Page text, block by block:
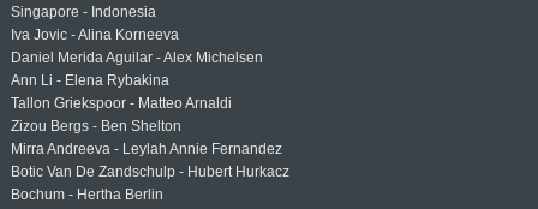
Singapore - Indonesia
Iva Jovic - Alina Korneeva
Daniel Merida Aguilar - Alex Michelsen
Ann Li - Elena Rybakina
Tallon Griekspoor - Matteo Arnaldi
Zizou Bergs - Ben Shelton
Mirra Andreeva - Leylah Annie Fernandez
Botic Van De Zandschulp - Hubert Hurkacz
Bochum - Hertha Berlin